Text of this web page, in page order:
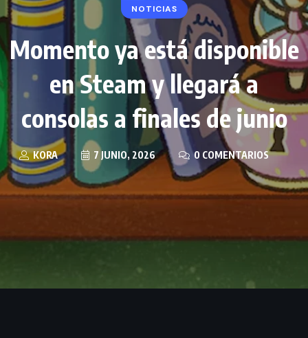
NOTICIAS
Momento ya está disponible
en Steam y llegará a
consolas a finales de junio
KORA 7 JUNIO, 2026 0 COMENTARIOS